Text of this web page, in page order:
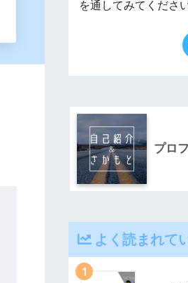
を通してみてください
プロ
よく読まれて
1